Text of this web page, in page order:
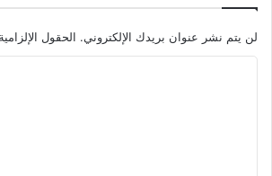
لن يتم نشر عنوان بريدك الإلكتروني. الحقول